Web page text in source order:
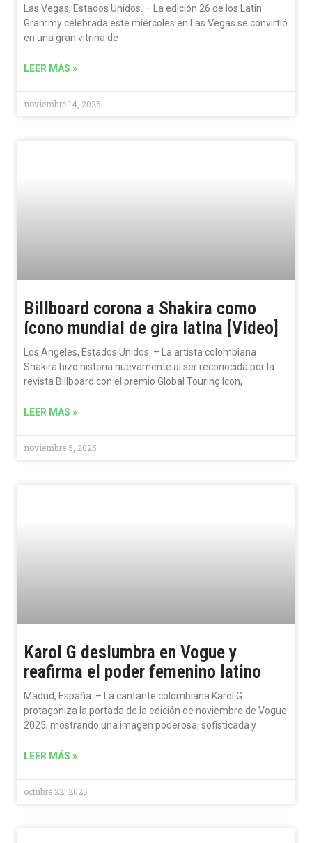
Las Vegas, Estados Unidos. – La edición 26 de los Latin
Grammy celebrada este miércoles en Las Vegas se convirtió
en una gran vitrina de
LEER MÁS »
noviembre 14, 2025
Billboard corona a Shakira como
ícono mundial de gira latina [Video]
Los Ángeles, Estados Unidos. – La artista colombiana
Shakira hizo historia nuevamente al ser reconocida por la
revista Billboard con el premio Global Touring Icon,
LEER MÁS »
noviembre 5, 2025
Karol G deslumbra en Vogue y
reafirma el poder femenino latino
Madrid, España. – La cantante colombiana Karol G
protagoniza la portada de la edición de noviembre de Vogue
2025, mostrando una imagen poderosa, sofisticada y
LEER MÁS »
octubre 22, 2025